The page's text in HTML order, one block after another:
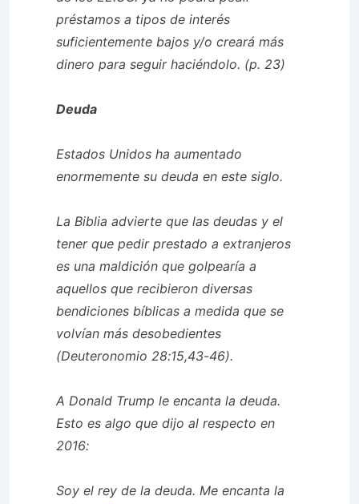
préstamos a tipos de interés
suficientemente bajos y/o creará más
dinero para seguir haciéndolo. (p. 23)
Deuda
Estados Unidos ha aumentado
enormemente su deuda en este siglo.
La Biblia advierte que las deudas y el
tener que pedir prestado a extranjeros
es una maldición que golpearía a
aquellos que recibieron diversas
bendiciones bíblicas a medida que se
volvían más desobedientes
(Deuteronomio 28:15,43-46).
A Donald Trump le encanta la deuda.
Esto es algo que dijo al respecto en
2016:
Soy el rey de la deuda. Me encanta la